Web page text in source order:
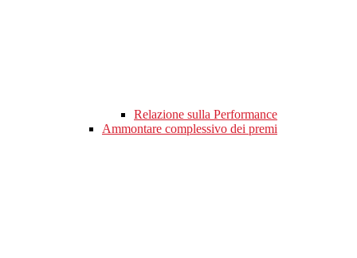
Relazione sulla Performance
Ammontare complessivo dei premi